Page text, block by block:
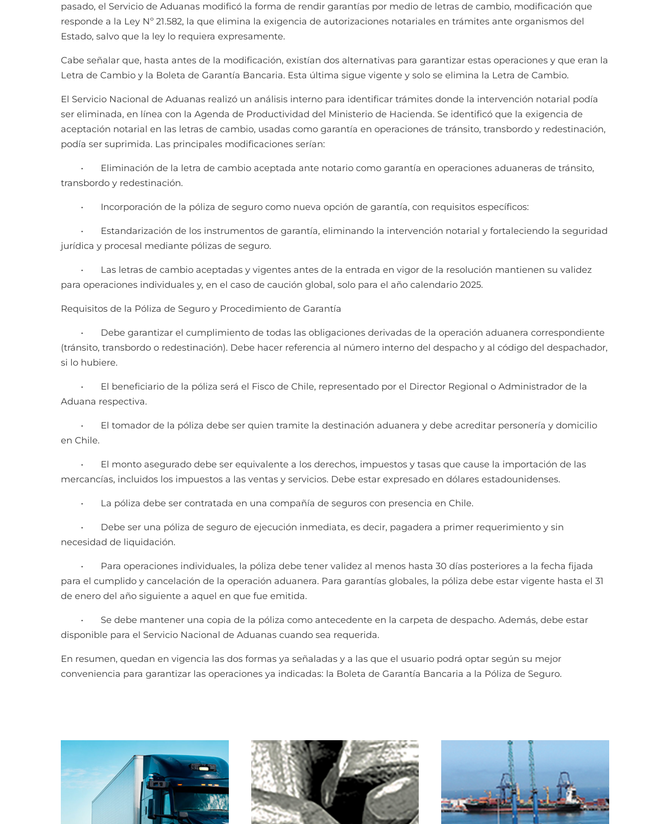
pasado, el Servicio de Aduanas modificó la forma de rendir garantías por medio de letras de cambio, modificación que
responde a la Ley Nº 21.582, la que elimina la exigencia de autorizaciones notariales en trámites ante organismos del
Estado, salvo que la ley lo requiera expresamente.
Cabe señalar que, hasta antes de la modificación, existían dos alternativas para garantizar estas operaciones y que eran la
Letra de Cambio y la Boleta de Garantía Bancaria. Esta última sigue vigente y solo se elimina la Letra de Cambio.
El Servicio Nacional de Aduanas realizó un análisis interno para identificar trámites donde la intervención notarial podía
ser eliminada, en línea con la Agenda de Productividad del Ministerio de Hacienda. Se identificó que la exigencia de
aceptación notarial en las letras de cambio, usadas como garantía en operaciones de tránsito, transbordo y redestinación,
podía ser suprimida. Las principales modificaciones serían:
• Eliminación de la letra de cambio aceptada ante notario como garantía en operaciones aduaneras de tránsito,
transbordo y redestinación.
• Incorporación de la póliza de seguro como nueva opción de garantía, con requisitos específicos:
• Estandarización de los instrumentos de garantía, eliminando la intervención notarial y fortaleciendo la seguridad
jurídica y procesal mediante pólizas de seguro.
• Las letras de cambio aceptadas y vigentes antes de la entrada en vigor de la resolución mantienen su validez
para operaciones individuales y, en el caso de caución global, solo para el año calendario 2025.
Requisitos de la Póliza de Seguro y Procedimiento de Garantía
• Debe garantizar el cumplimiento de todas las obligaciones derivadas de la operación aduanera correspondiente
(tránsito, transbordo o redestinación). Debe hacer referencia al número interno del despacho y al código del despachador,
si lo hubiere.
• El beneficiario de la póliza será el Fisco de Chile, representado por el Director Regional o Administrador de la
Aduana respectiva.
• El tomador de la póliza debe ser quien tramite la destinación aduanera y debe acreditar personería y domicilio
en Chile.
• El monto asegurado debe ser equivalente a los derechos, impuestos y tasas que cause la importación de las
mercancías, incluidos los impuestos a las ventas y servicios. Debe estar expresado en dólares estadounidenses.
• La póliza debe ser contratada en una compañía de seguros con presencia en Chile.
• Debe ser una póliza de seguro de ejecución inmediata, es decir, pagadera a primer requerimiento y sin
necesidad de liquidación.
• Para operaciones individuales, la póliza debe tener validez al menos hasta 30 días posteriores a la fecha fijada
para el cumplido y cancelación de la operación aduanera. Para garantías globales, la póliza debe estar vigente hasta el 31
de enero del año siguiente a aquel en que fue emitida.
• Se debe mantener una copia de la póliza como antecedente en la carpeta de despacho. Además, debe estar
disponible para el Servicio Nacional de Aduanas cuando sea requerida.
En resumen, quedan en vigencia las dos formas ya señaladas y a las que el usuario podrá optar según su mejor
conveniencia para garantizar las operaciones ya indicadas: la Boleta de Garantía Bancaria a la Póliza de Seguro.